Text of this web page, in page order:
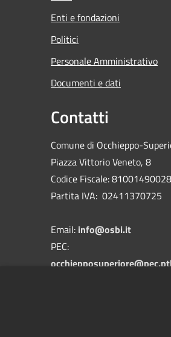
Enti e fondazioni
Politici
Personale Amministrativo
Documenti e dati
Contatti
Comune di Occhieppo-
Piazza Vittorio Veneto, 8
Codice Fiscale: 81001490028
Partita IVA: 02411370725
Email: info@osbi.it
PEC: